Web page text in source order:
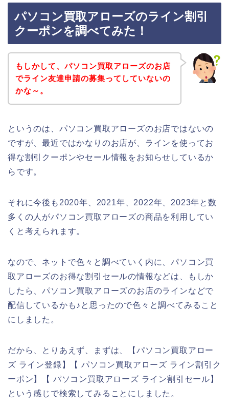
パソコン買取アローズのライン割引
クーポンを調べてみた！
もしかして、パソコン買取アローズのお店
でライン友達申請の募集ってしていないの
かな～。
というのは、パソコン買取アローズのお店ではないの
ですが、最近ではかなりのお店が、ラインを使ってお
得な割引クーポンやセール情報をお知らせしているか
らです。
それに今後も2020年、2021年、2022年、2023年と数
多くの人がパソコン買取アローズの商品を利用してい
くと考えられます。
なので、ネットで色々と調べていく内に、パソコン買
取アローズのお得な割引セールの情報などは、もしか
したら、パソコン買取アローズのお店のラインなどで
配信しているかも♪と思ったので色々と調べてみること
にしました。
だから、とりあえず、まずは、【パソコン買取アロー
ズ ライン登録】【 パソコン買取アローズ ライン割引ク
ーポン】【 パソコン買取アローズ ライン割引セール】
という感じで検索してみることにしました。